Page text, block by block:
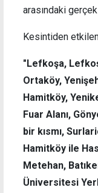
arasındaki
Kesintiden
"Lefkoşa,
Ortaköy,
Hamitköy,
Fuar Alanı,
bir kısmı,
Hamitköy ile
Metehan,
Üniversitesi